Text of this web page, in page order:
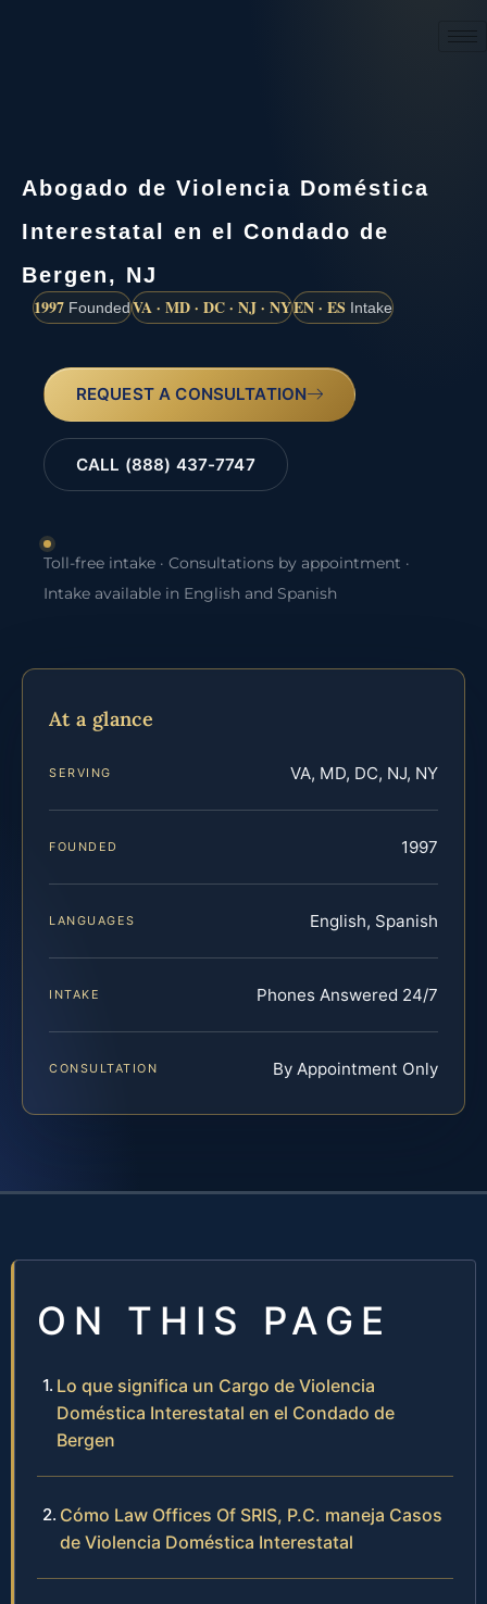
Abogado de Violencia Doméstica
Interestatal en el Condado de
Bergen, NJ
1997 FoundedVA · MD · DC · NJ · NYEN · ES Intake
REQUEST A CONSULTATION
CALL (888) 437-7747
Toll-free intake · Consultations by appointment ·
Intake available in English and Spanish
At a glance
SERVING VA, MD, DC, NJ, NY
FOUNDED 1997
LANGUAGES English, Spanish
INTAKE Phones Answered 24/7
CONSULTATION By Appointment Only
ON THIS PAGE
Lo que significa un Cargo de Violencia
Doméstica Interestatal en el Condado de
Bergen
Cómo Law Offices Of SRIS, P.C. maneja Casos
de Violencia Doméstica Interestatal